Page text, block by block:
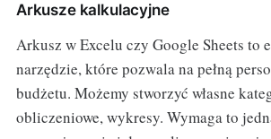
Arkusze kalkulacyjne
Arkusz w Excelu czy Google Sheets to
narzędzie, które pozwala na pełną
budżetu. Możemy stworzyć własne
obliczeniowe, wykresy. Wymaga to